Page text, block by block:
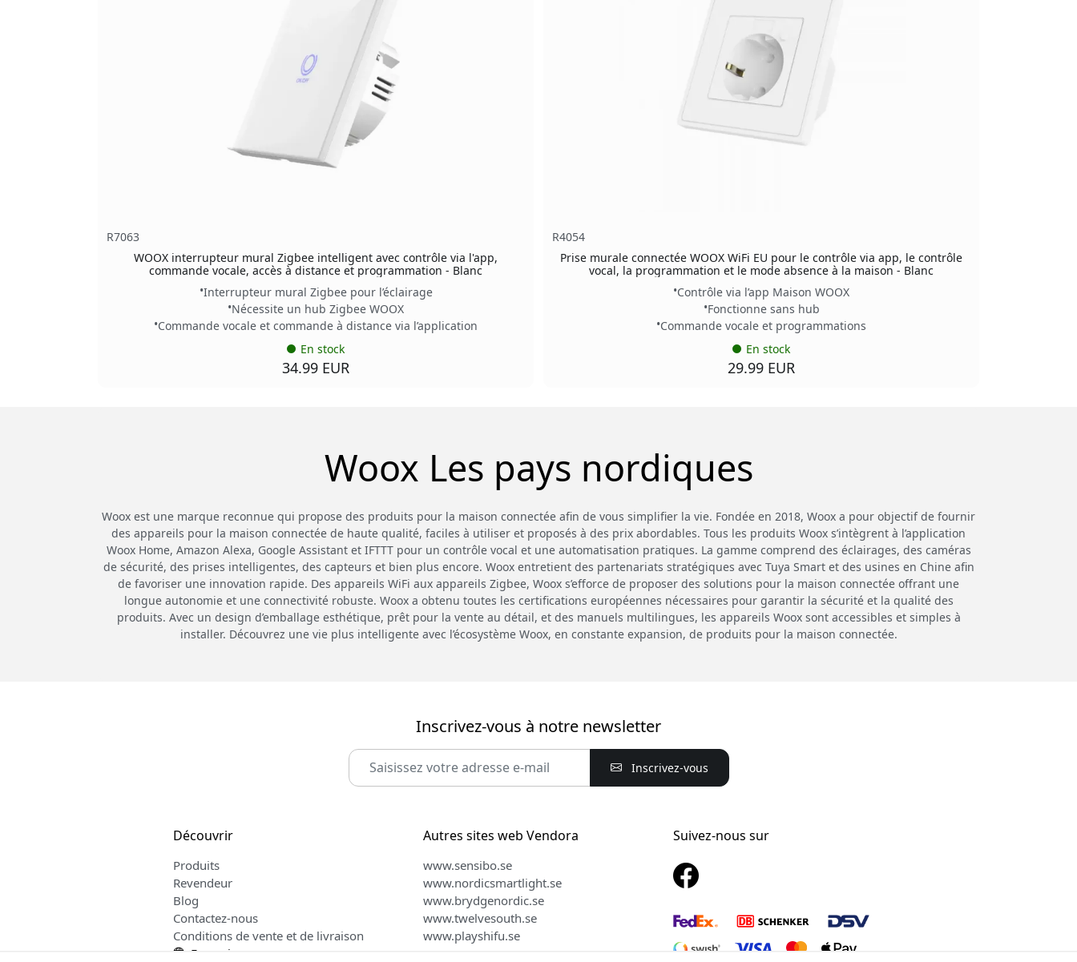
R7063
WOOX interrupteur mural Zigbee intelligent avec contrôle via l'app,
commande vocale, accès à distance et programmation - Blanc
Interrupteur mural Zigbee pour l’éclairage
Nécessite un hub Zigbee WOOX
Commande vocale et commande à distance via l’application
En stock
34.99 EUR
R4054
Prise murale connectée WOOX WiFi EU pour le contrôle via app, le contrôle
vocal, la programmation et le mode absence à la maison - Blanc
Contrôle via l’app Maison WOOX
Fonctionne sans hub
Commande vocale et programmations
En stock
29.99 EUR
Woox Les pays nordiques
Woox est une marque reconnue qui propose des produits pour la maison connectée afin de vous simplifier la vie. Fondée en 2018, Woox a pour objectif de fournir
des appareils pour la maison connectée de haute qualité, faciles à utiliser et proposés à des prix abordables. Tous les produits Woox s’intègrent à l’application
Woox Home, Amazon Alexa, Google Assistant et IFTTT pour un contrôle vocal et une automatisation pratiques. La gamme comprend des éclairages, des caméras
de sécurité, des prises intelligentes, des capteurs et bien plus encore. Woox entretient des partenariats stratégiques avec Tuya Smart et des usines en Chine afin
de favoriser une innovation rapide. Des appareils WiFi aux appareils Zigbee, Woox s’efforce de proposer des solutions pour la maison connectée offrant une
longue autonomie et une connectivité robuste. Woox a obtenu toutes les certifications européennes nécessaires pour garantir la sécurité et la qualité des
produits. Avec un design d’emballage esthétique, prêt pour la vente au détail, et des manuels multilingues, les appareils Woox sont accessibles et simples à
installer. Découvrez une vie plus intelligente avec l’écosystème Woox, en constante expansion, de produits pour la maison connectée.
Inscrivez-vous à notre newsletter
Inscrivez-vous
Découvrir
Produits
Revendeur
Blog
Contactez-nous
Conditions de vente et de livraison
Français
Autres sites web Vendora
www.sensibo.se
www.nordicsmartlight.se
www.brydgenordic.se
www.twelvesouth.se
www.playshifu.se
Suivez-nous sur